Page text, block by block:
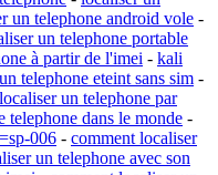
un telephone android vole -
un telephone portable
à partir de l'imei - kali
telephone eteint sans sim -
localiser un telephone par
telephone dans le monde -
006 - comment localiser
un telephone avec son